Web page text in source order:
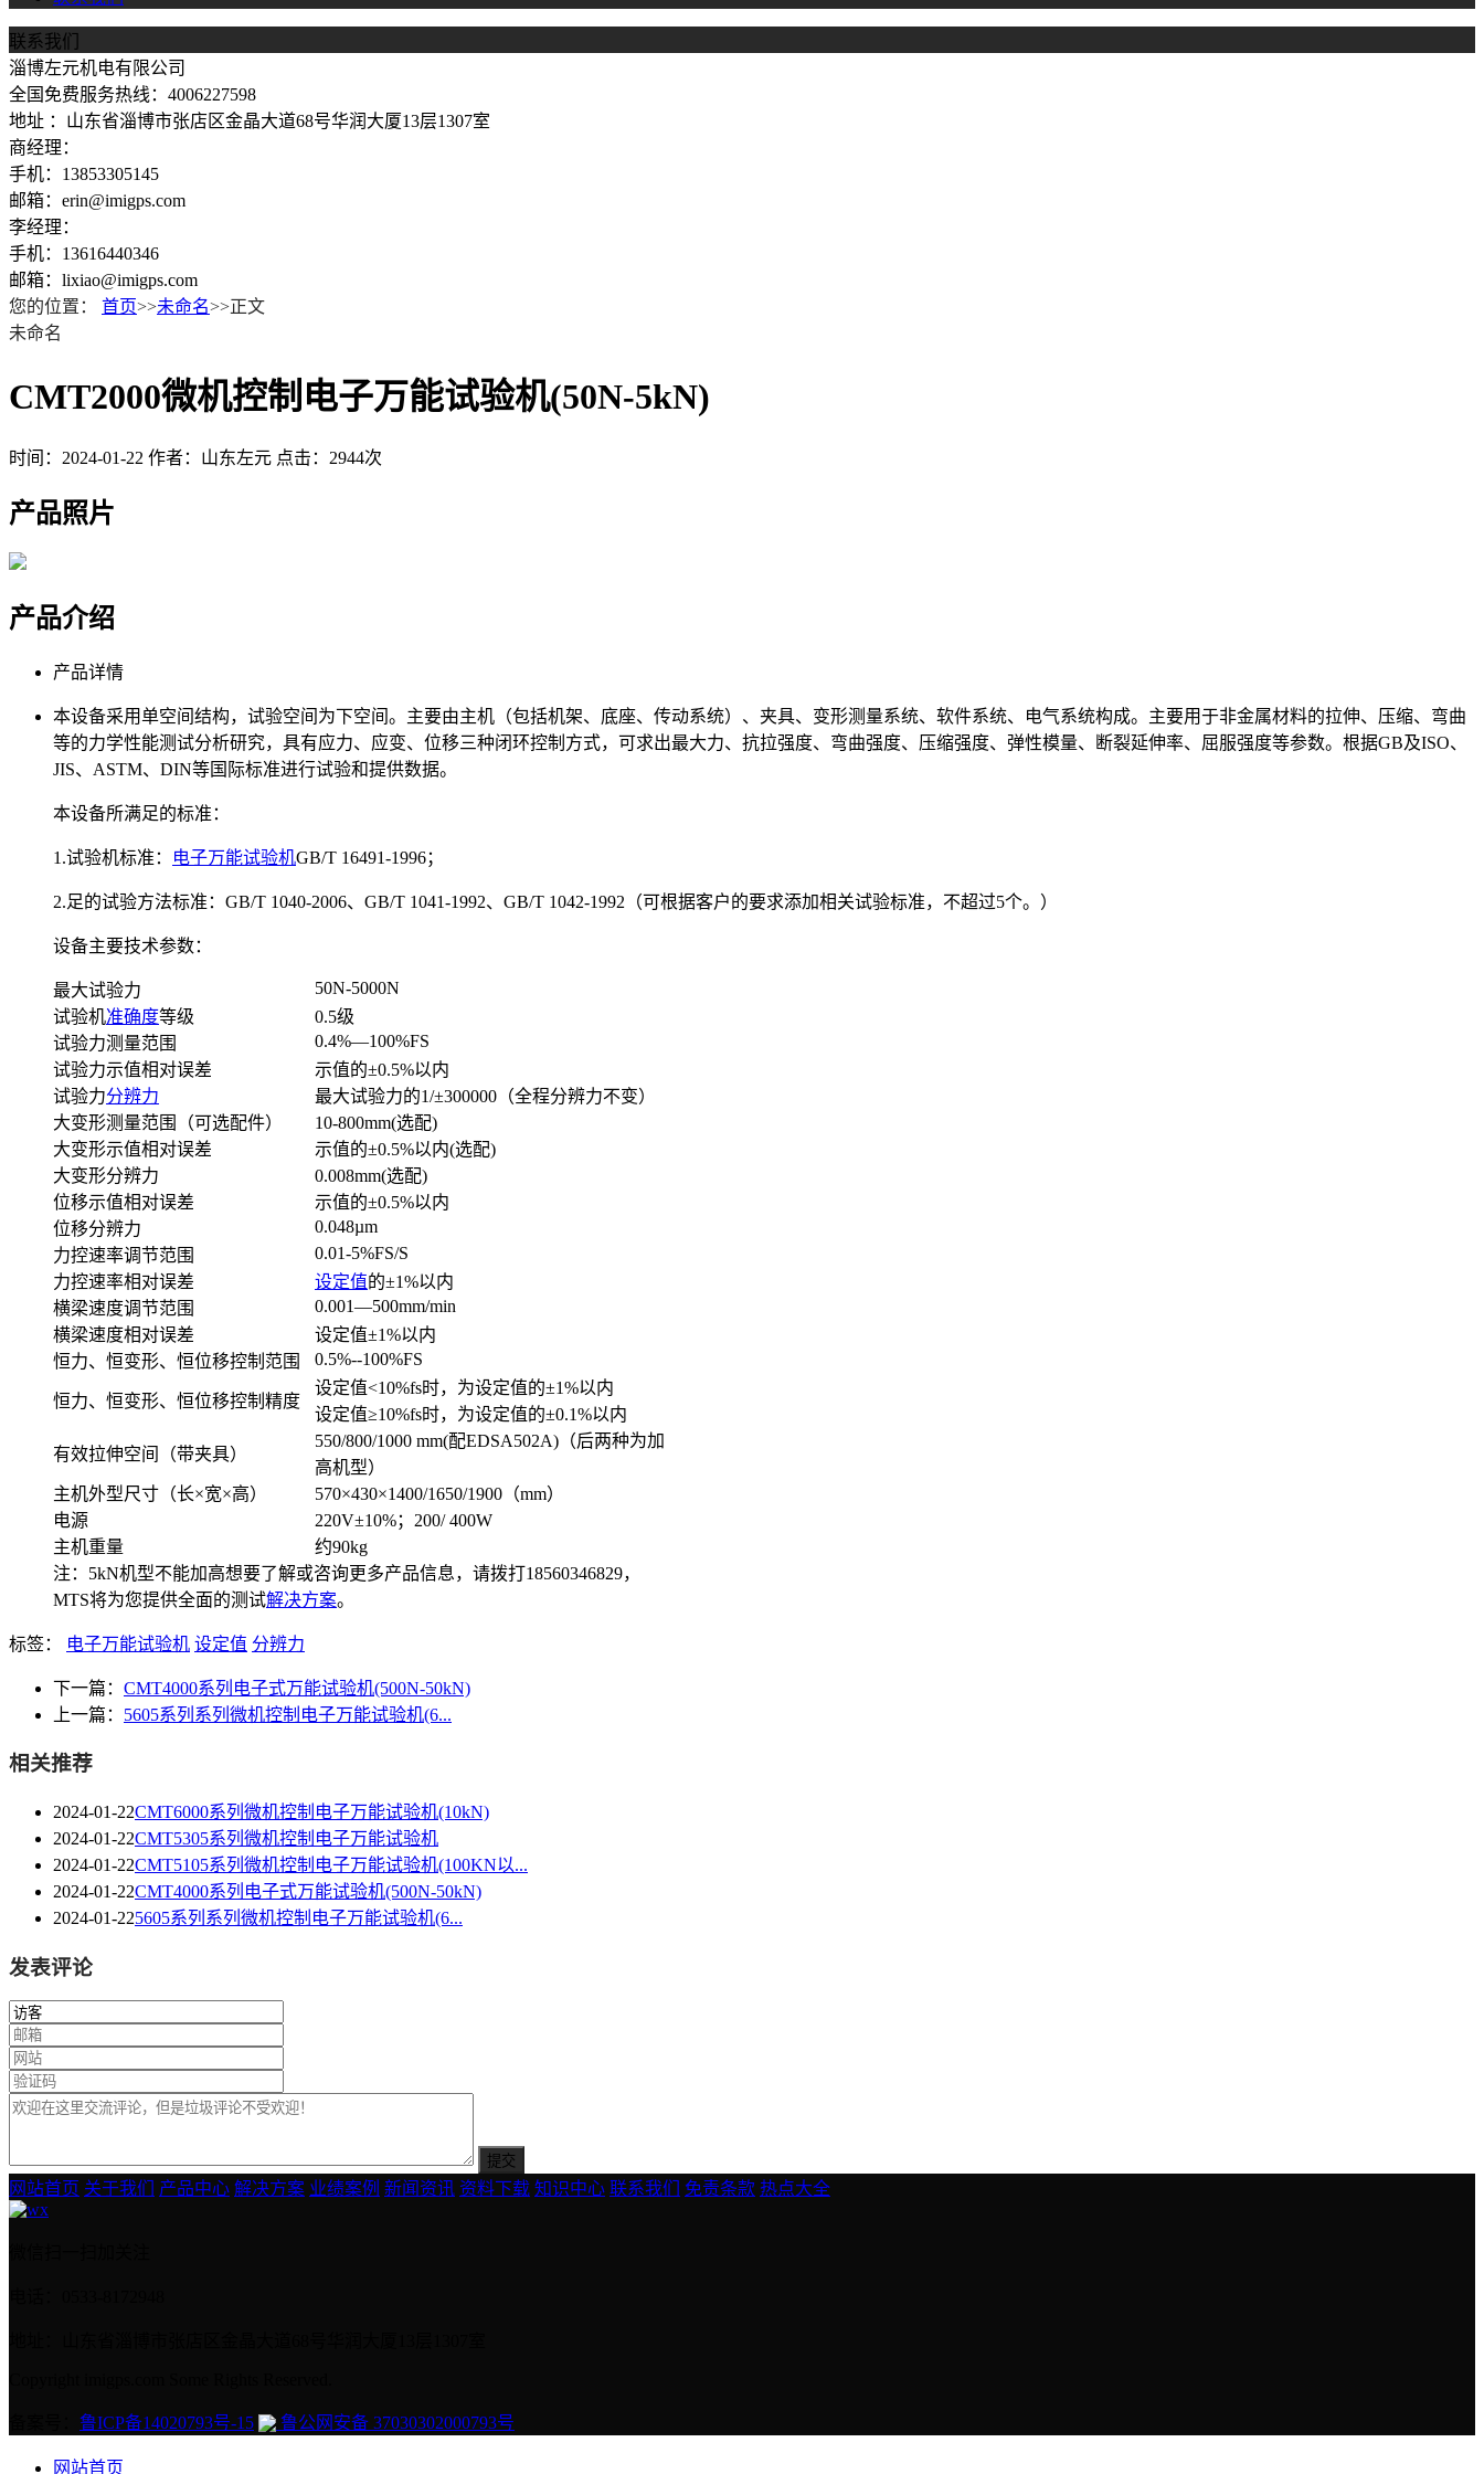
联系我们
淄博左元机电有限公司
全国免费服务热线：4006227598
地址 ：山东省淄博市张店区金晶大道68号华润大厦13层1307室
商经理：
手机：13853305145
邮箱：erin@imigps.com
李经理：
手机：13616440346
邮箱：lixiao@imigps.com
您的位置：
首页>>未命名>>正文
未命名
CMT2000微机控制电子万能试验机(50N-5kN)
时间：2024-01-22 作者：山东左元 点击：2944次
产品照片
产品介绍
产品详情
本设备采用单空间结构，试验空间为下空间。主要由主机（包括机架、底座、传动系统）、夹具、变形测量系统、软件系统、电气系统构成。主要用于非金属材料的拉伸、压缩、弯曲
等的力学性能测试分析研究，具有应力、应变、位移三种闭环控制方式，可求出最大力、抗拉强度、弯曲强度、压缩强度、弹性模量、断裂延伸率、屈服强度等参数。根据GB及ISO、
JIS、ASTM、DIN等国际标准进行试验和提供数据。
本设备所满足的标准：
1.试验机标准： 电子万能试验机GB/T 16491-1996；
2.足的试验方法标准：GB/T 1040-2006、GB/T 1041-1992、GB/T 1042-1992（可根据客户的要求添加相关试验标准，不超过5个。）
设备主要技术参数：
最大试验力
50N-5000N
试验机准确度等级
0.5级
试验力测量范围
0.4%—100%FS
试验力示值相对误差
示值的±0.5%以内
试验力分辨力
最大试验力的1/±300000（全程分辨力不变）
大变形测量范围（可选配件）
10-800mm(选配)
大变形示值相对误差
示值的±0.5%以内(选配)
大变形分辨力
0.008mm(选配)
位移示值相对误差
示值的±0.5%以内
位移分辨力
0.048µm
力控速率调节范围
0.01-5%FS/S
力控速率相对误差
设定值的±1%以内
横梁速度调节范围
0.001—500mm/min
横梁速度相对误差
设定值±1%以内
恒力、恒变形、恒位移控制范围
0.5%--100%FS
恒力、恒变形、恒位移控制精度
设定值<10%fs时，为设定值的±1%以内
设定值≥10%fs时，为设定值的±0.1%以内
有效拉伸空间（带夹具）
550/800/1000 mm(配EDSA502A)（后两种为加
高机型）
主机外型尺寸（长×宽×高）
570×430×1400/1650/1900（mm）
电源
220V±10%；200/ 400W
主机重量
约90kg
注：5kN机型不能加高想要了解或咨询更多产品信息，请拨打18560346829，
MTS将为您提供全面的测试解决方案。
标签： 电子万能试验机 设定值 分辨力
下一篇： CMT4000系列电子式万能试验机(500N-50kN)
上一篇： 5605系列系列微机控制电子万能试验机(6...
相关推荐
2024-01-22CMT6000系列微机控制电子万能试验机(10kN)
2024-01-22CMT5305系列微机控制电子万能试验机
2024-01-22CMT5105系列微机控制电子万能试验机(100KN以...
2024-01-22CMT4000系列电子式万能试验机(500N-50kN)
2024-01-225605系列系列微机控制电子万能试验机(6...
发表评论
网站首页 关于我们 产品中心 解决方案 业绩案例 新闻资讯 资料下载 知识中心 联系我们 免责条款 热点大全
鲁ICP备14020793号-15 鲁公网安备 37030302000793号
网站首页